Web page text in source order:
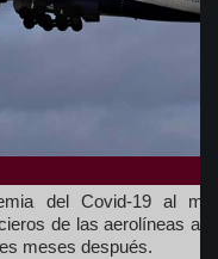
del Covid-19 al
de las aerolíneas a
meses después.